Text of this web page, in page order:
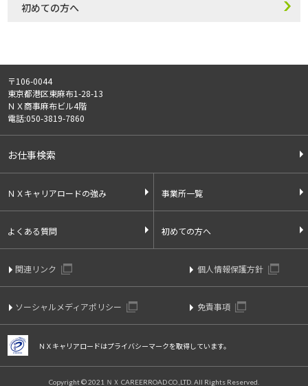
初めての方へ
〒106-0044
東京都港区東麻布1-28-13
ＮＸ商事麻布ビル4階
電話:050-3819-7860
お仕事検索
ＮＸキャリアロードの強み 事業所一覧
よくある質問 初めての方へ
関連リンク 個人情報保護方針
ソーシャルメディアポリシー 免責事項
ＮＸキャリアロードはプライバシーマークを取得しています。
Copyright © 2021 ＮＸ CAREERROAD CO.,LTD. All Rights Reserved.